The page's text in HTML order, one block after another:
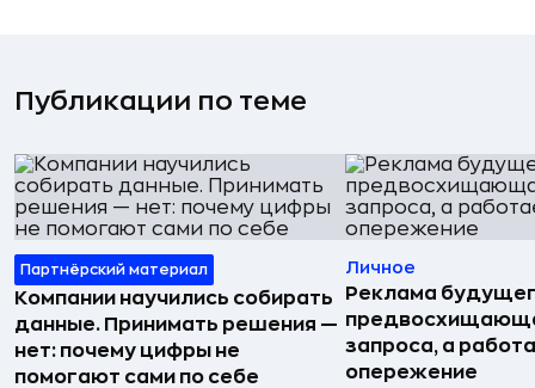
Публикации по теме
Партнёрский материал
Компании научились собирать
данные. Принимать решения —
нет: почему цифры не
помогают сами по себе
Личное
Реклама
запроса, а
опережение